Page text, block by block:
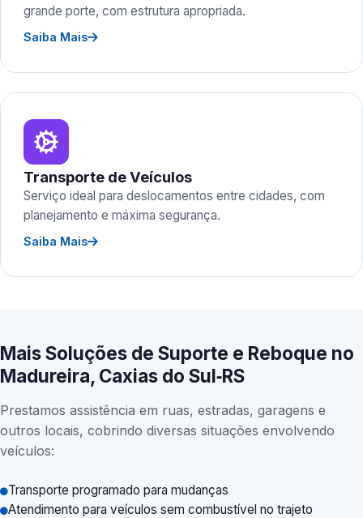
grande porte, com estrutura apropriada.
Saiba Mais
Transporte de Veículos
Serviço ideal para deslocamentos entre cidades, com
planejamento e máxima segurança.
Saiba Mais
Mais Soluções de Suporte e Reboque no
Madureira, Caxias do Sul‑RS
Prestamos assistência em ruas, estradas, garagens e
outros locais, cobrindo diversas situações envolvendo
veículos:
Transporte programado para mudanças
Atendimento para veículos sem combustível no trajeto